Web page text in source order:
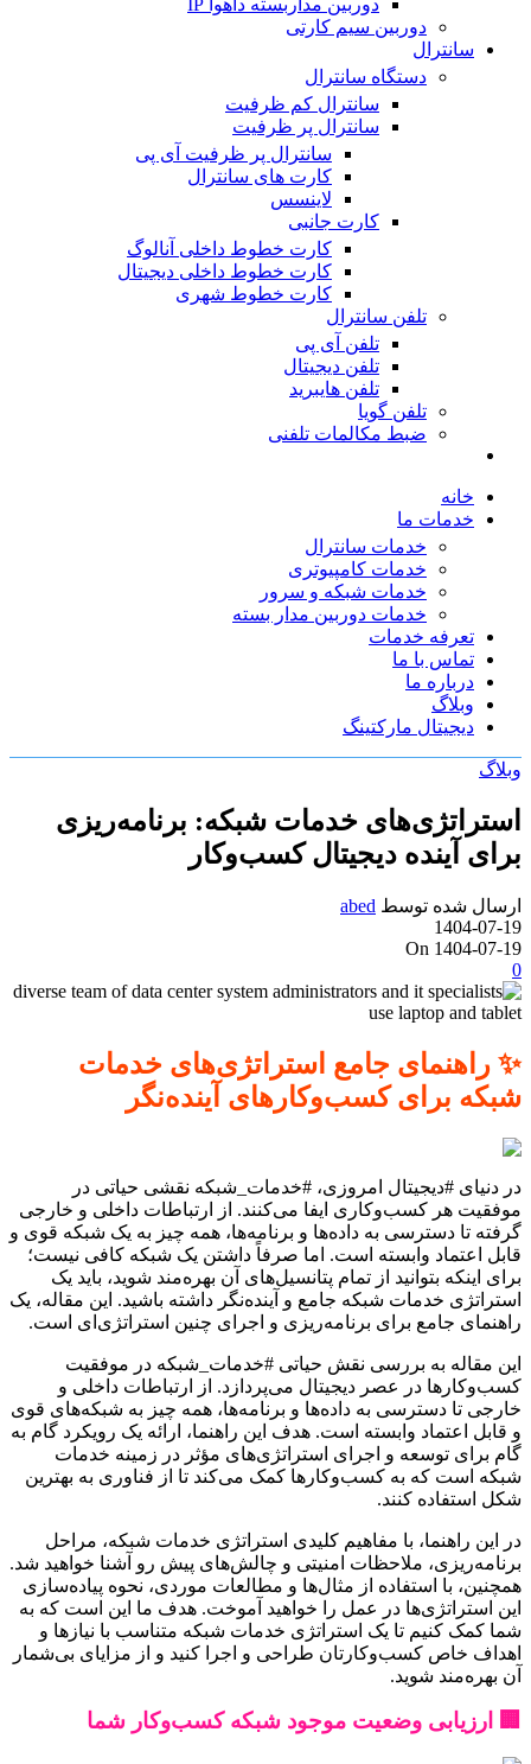
دوربین مداربسته داهوا IP
دوربین سیم کارتی
سانترال
دستگاه سانترال
سانترال کم ظرفیت
سانترال پر ظرفیت
سانترال پر ظرفیت آی پی
کارت های سانترال
لاینسس
کارت جانبی
کارت خطوط داخلی آنالوگ
کارت خطوط داخلی دیجیتال
کارت خطوط شهری
تلفن سانترال
تلفن آی پی
تلفن دیجیتال
تلفن هایبرید
تلفن گویا
ضبط مکالمات تلفنی
خانه
خدمات ما
خدمات سانترال
خدمات کامپیوتری
خدمات شبکه و سرور
خدمات دوربین مدار بسته
تعرفه خدمات
تماس با ما
درباره ما
وبلاگ
دیجیتال مارکتینگ
وبلاگ
استراتژی‌های خدمات شبکه: برنامه‌ریزی
برای آینده دیجیتال کسب‌وکار
ارسال شده توسط abed
1404-07-19
On 1404-07-19
0
✨ راهنمای جامع استراتژی‌های خدمات
شبکه برای کسب‌وکارهای آینده‌نگر
در دنیای #دیجیتال امروزی، #خدمات_شبکه نقشی حیاتی در
موفقیت هر کسب‌وکاری ایفا می‌کنند. از ارتباطات داخلی و خارجی
گرفته تا دسترسی به داده‌ها و برنامه‌ها، همه چیز به یک شبکه قوی و
قابل اعتماد وابسته است. اما صرفاً داشتن یک شبکه کافی نیست؛
برای اینکه بتوانید از تمام پتانسیل‌های آن بهره‌مند شوید، باید یک
استراتژی خدمات شبکه جامع و آینده‌نگر داشته باشید. این مقاله، یک
راهنمای جامع برای برنامه‌ریزی و اجرای چنین استراتژی‌ای است.
این مقاله به بررسی نقش حیاتی #خدمات_شبکه در موفقیت
کسب‌وکارها در عصر دیجیتال می‌پردازد. از ارتباطات داخلی و
خارجی تا دسترسی به داده‌ها و برنامه‌ها، همه چیز به شبکه‌های قوی
و قابل اعتماد وابسته است. هدف این راهنما، ارائه یک رویکرد گام به
گام برای توسعه و اجرای استراتژی‌های مؤثر در زمینه خدمات
شبکه است که به کسب‌وکارها کمک می‌کند تا از فناوری به بهترین
شکل استفاده کنند.
در این راهنما، با مفاهیم کلیدی استراتژی خدمات شبکه، مراحل
برنامه‌ریزی، ملاحظات امنیتی و چالش‌های پیش رو آشنا خواهید شد.
همچنین، با استفاده از مثال‌ها و مطالعات موردی، نحوه پیاده‌سازی
این استراتژی‌ها در عمل را خواهید آموخت. هدف ما این است که به
شما کمک کنیم تا یک استراتژی خدمات شبکه متناسب با نیازها و
اهداف خاص کسب‌وکارتان طراحی و اجرا کنید و از مزایای بی‌شمار
آن بهره‌مند شوید.
🏢 ارزیابی وضعیت موجود شبکه کسب‌وکار شما